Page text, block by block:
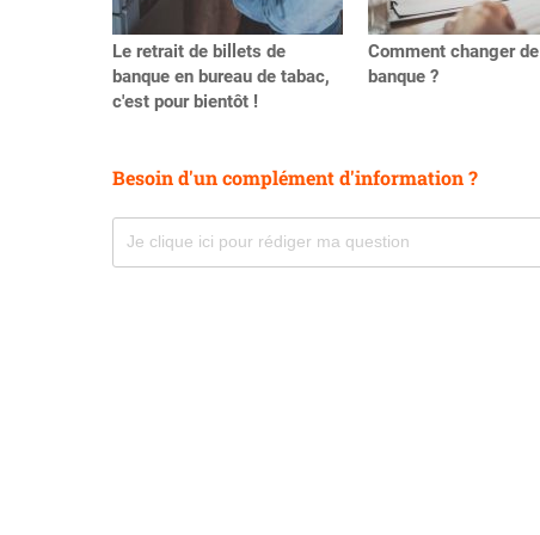
Le retrait de billets de
banque en bureau de tabac,
c'est pour bientôt !
Comment changer de
banque ?
Besoin d'un complément d'information ?